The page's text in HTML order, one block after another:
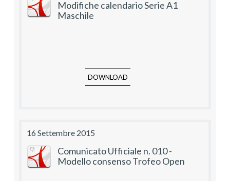
Modifiche calendario Serie A1
Maschile
DOWNLOAD
16 Settembre 2015
Comunicato Ufficiale n. 010 -
Modello consenso Trofeo Open